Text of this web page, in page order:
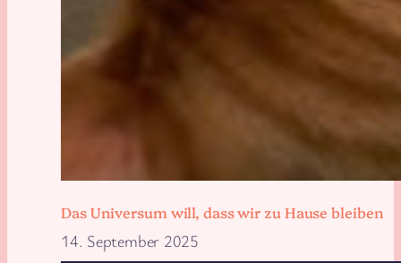
Das Universum will, dass wir zu Hause bleiben
14. September 2025